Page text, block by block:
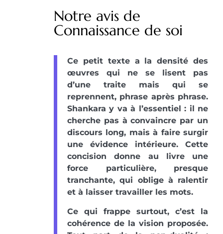
Notre avis de
Connaissance de soi
Ce petit texte a la densité des
œuvres qui ne se lisent pas
d’une traite mais qui se
reprennent, phrase après phrase.
Shankara y va à l’essentiel : il ne
cherche pas à convaincre par un
discours long, mais à faire surgir
une évidence intérieure. Cette
concision donne au livre une
force particulière, presque
tranchante, qui oblige à ralentir
et à laisser travailler les mots.
Ce qui frappe surtout, c’est la
cohérence de la vision proposée.